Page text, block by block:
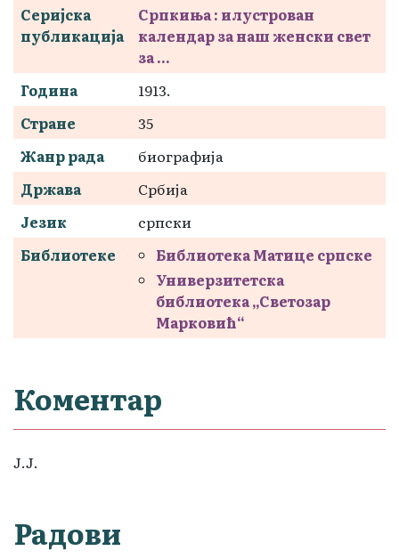
Серијска
публикација
Српкиња : илустрован
календар за наш женски свет
за ...
Година
1913.
Стране
35
Жанр рада
биографија
Држава
Србија
Језик
српски
Библиотеке
Библиотека Матице српске
Универзитетска
библиотека „Светозар
Марковић“
Коментар
Ј.Ј.
Радови